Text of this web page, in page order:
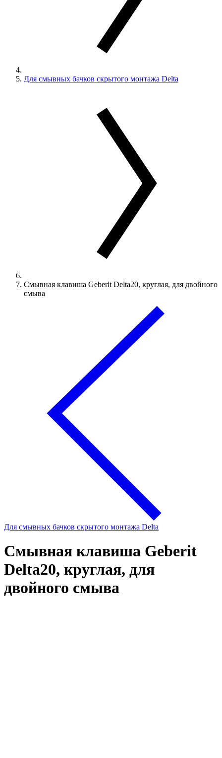
Для смывных бачков скрытого монтажа Delta
Смывная клавиша Geberit Delta20, круглая, для двойного
смыва
Для смывных бачков скрытого монтажа Delta
Смывная клавиша Geberit
Delta20, круглая, для
двойного смыва